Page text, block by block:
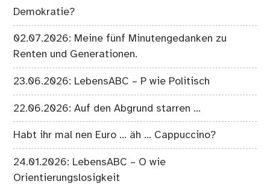
Demokratie?
02.07.2026: Meine fünf Minutengedanken zu
Renten und Generationen.
23.06.2026: LebensABC – P wie Politisch
22.06.2026: Auf den Abgrund starren …
Habt ihr mal nen Euro … äh … Cappuccino?
24.01.2026: LebensABC – O wie
Orientierungslosigkeit